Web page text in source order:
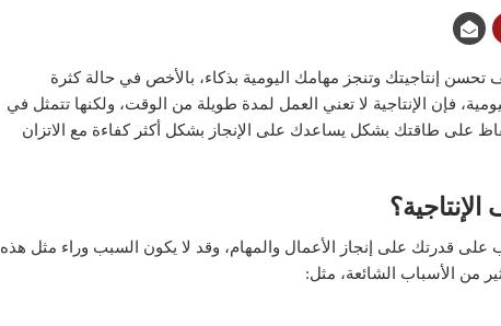
تحسن إنتاجيتك وتنجز مهامك اليومية بذكاء، بالأخص في حالة كثرة
فإن الإنتاجية لا تعني العمل لمدة طويلة من الوقت، ولكنها تتمثل في
على طاقتك بشكل يساعدك على الإنجاز بشكل أكثر كفاءة مع الاتزان
على قدرتك على إنجاز الأعمال والمهام، وقد لا يكون السبب وراء مثل هذه
من الأسباب الشائعة، مثل: